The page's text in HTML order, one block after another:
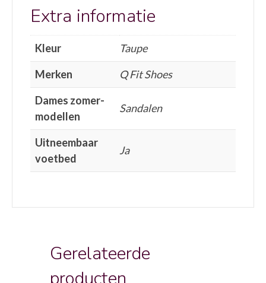
Extra informatie
Kleur
Taupe
Merken
Q Fit Shoes
Dames zomer-
modellen
Sandalen
Uitneembaar
voetbed
Ja
Gerelateerde